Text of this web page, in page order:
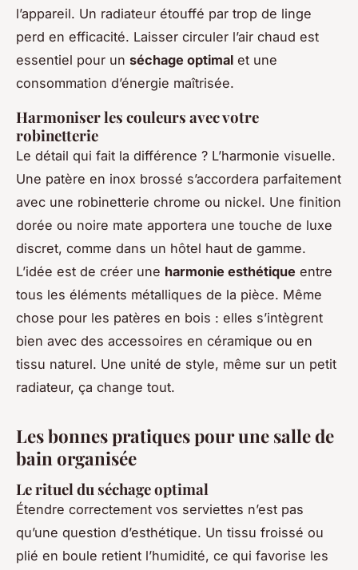
l’appareil. Un radiateur étouffé par trop de linge
perd en efficacité. Laisser circuler l’air chaud est
essentiel pour un séchage optimal et une
consommation d’énergie maîtrisée.
Harmoniser les couleurs avec votre
robinetterie
Le détail qui fait la différence ? L’harmonie visuelle.
Une patère en inox brossé s’accordera parfaitement
avec une robinetterie chrome ou nickel. Une finition
dorée ou noire mate apportera une touche de luxe
discret, comme dans un hôtel haut de gamme.
L’idée est de créer une harmonie esthétique entre
tous les éléments métalliques de la pièce. Même
chose pour les patères en bois : elles s’intègrent
bien avec des accessoires en céramique ou en
tissu naturel. Une unité de style, même sur un petit
radiateur, ça change tout.
Les bonnes pratiques pour une salle de
bain organisée
Le rituel du séchage optimal
Étendre correctement vos serviettes n’est pas
qu’une question d’esthétique. Un tissu froissé ou
plié en boule retient l’humidité, ce qui favorise les